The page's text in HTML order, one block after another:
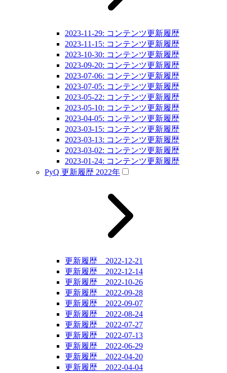
2023-11-29: コンテンツ更新履歴
2023-11-15: コンテンツ更新履歴
2023-10-30: コンテンツ更新履歴
2023-09-20: コンテンツ更新履歴
2023-07-06: コンテンツ更新履歴
2023-07-05: コンテンツ更新履歴
2023-05-22: コンテンツ更新履歴
2023-05-10: コンテンツ更新履歴
2023-04-05: コンテンツ更新履歴
2023-03-15: コンテンツ更新履歴
2023-03-13: コンテンツ更新履歴
2023-03-02: コンテンツ更新履歴
2023-01-24: コンテンツ更新履歴
PyQ 更新履歴 2022年
更新履歴 2022-12-21
更新履歴 2022-12-14
更新履歴 2022-10-26
更新履歴 2022-09-28
更新履歴 2022-09-07
更新履歴 2022-08-24
更新履歴 2022-07-27
更新履歴 2022-07-13
更新履歴 2022-06-29
更新履歴 2022-04-20
更新履歴 2022-04-04